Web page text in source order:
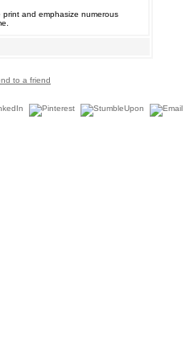
and emphasize numerous
to a friend